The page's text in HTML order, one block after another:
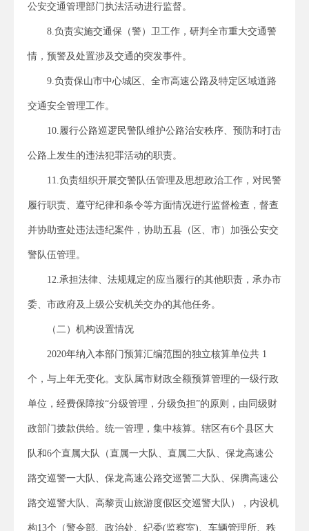
公安交通管理部门执法活动进行监督。
8.负责实施交通保（警）卫工作，研判全市重大交通警
情，预警及处置涉及交通的突发事件。
9.负责保山市中心城区、全市高速公路及特定区域道路
交通安全管理工作。
10.履行公路巡逻民警队维护公路治安秩序、预防和打击
公路上发生的违法犯罪活动的职责。
11.负责组织开展交警队伍管理及思想政治工作，对民警
履行职责、遵守纪律和条令等方面情况进行监督检查，督查
并协助查处违法违纪案件，协助五县（区、市）加强公安交
警队伍管理。
12.承担法律、法规规定的应当履行的其他职责，承办市
委、市政府及上级公安机关交办的其他任务。
（二）机构设置情况
2020年纳入本部门预算汇编范围的独立核算单位共 1
个，与上年无变化。支队属市财政全额预算管理的一级行政
单位，经费保障按“分级管理，分级负担”的原则，由同级财
政部门拨款供给。统一管理，集中核算。辖区有6个县区大
队和6个直属大队（直属一大队、直属二大队、保龙高速公
路交巡警一大队、保龙高速公路交巡警二大队、保腾高速公
路交巡警大队、高黎贡山旅游度假区交巡警大队），内设机
构13个（警令部、政治处、纪委(监察室)、车辆管理所、秩